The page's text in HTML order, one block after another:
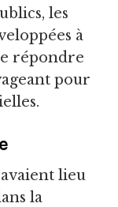
les
à
répondre
pour
lieu
la